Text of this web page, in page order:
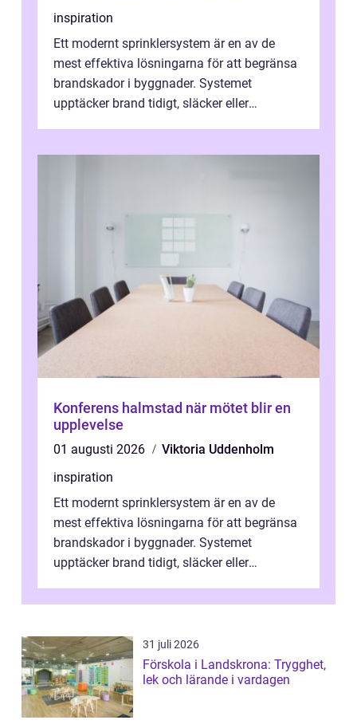
inspiration
Ett modernt sprinklersystem är en av de
mest effektiva lösningarna för att begränsa
brandskador i byggnader. Systemet
upptäcker brand tidigt, släcker eller
Konferens halmstad när mötet blir en
upplevelse
01 augusti 2026
Viktoria Uddenholm
inspiration
Ett modernt sprinklersystem är en av de
mest effektiva lösningarna för att begränsa
brandskador i byggnader. Systemet
upptäcker brand tidigt, släcker eller
31 juli 2026
Förskola i Landskrona: Trygghet,
lek och lärande i vardagen